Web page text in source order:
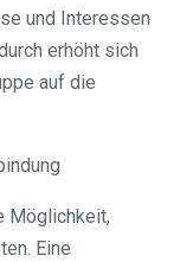
und Interessen
erhöht sich
auf die
Möglichkeit,
Eine